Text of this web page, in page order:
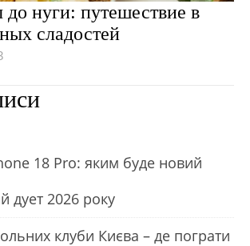
до нуги: путешествие в
сладостей
18 Рro: яким буде новий
дует 2026 року
клуби Києва – де пограти